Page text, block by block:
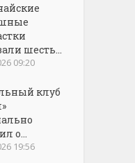
шесть...
09:20
клуб
о...
19:56